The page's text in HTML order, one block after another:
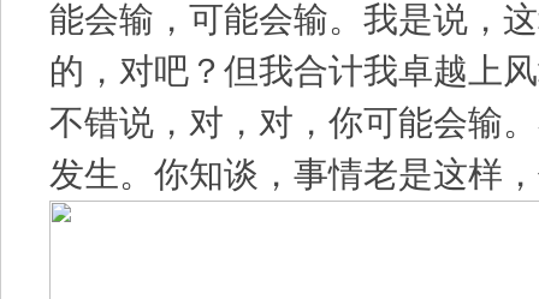
能会输，可能会输。我是说，
的，对吧？但我合计我卓越上
不错说，对，对，你可能会输
发生。你知谈，事情老是这样